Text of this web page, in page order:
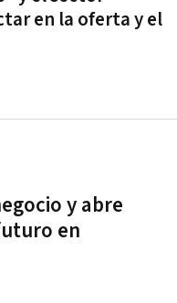
en la oferta y el
y abre
en